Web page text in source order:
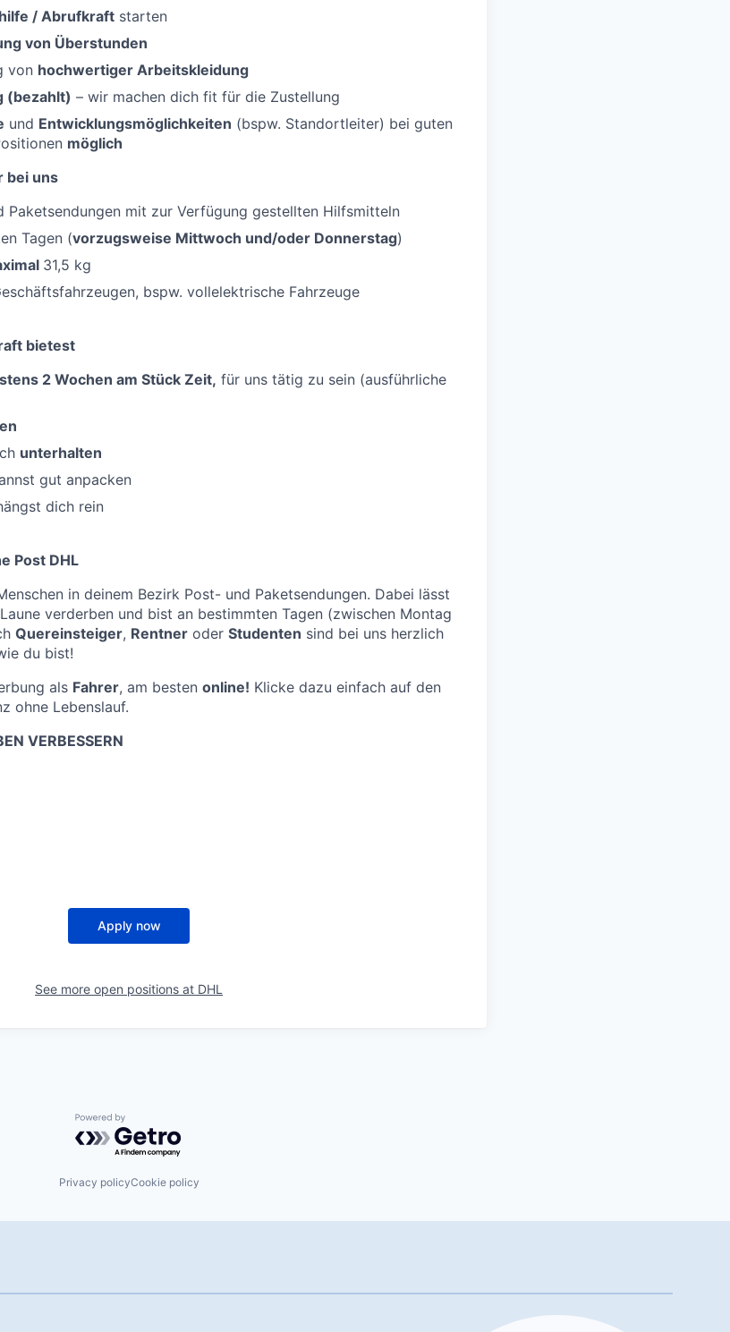
/ Abrufkraft starten
von Überstunden
von hochwertiger Arbeitskleidung
(bezahlt) – wir machen dich fit für die Zustellung
und Entwicklungsmöglichkeiten (bspw. Standortleiter) bei guten
möglich
bei uns
Paketsendungen mit zur Verfügung gestellten Hilfsmitteln
Tagen (vorzugsweise Mittwoch und/oder Donnerstag)
31,5 kg
bspw. vollelektrische Fahrzeuge
bietest
2 Wochen am Stück Zeit, für uns tätig zu sein (ausführliche
unterhalten
gut anpacken
dich rein
Post DHL
in deinem Bezirk Post- und Paketsendungen. Dabei lässt
verderben und bist an bestimmten Tagen (zwischen Montag
Quereinsteiger, Rentner oder Studenten sind bei uns herzlich
du bist!
als Fahrer, am besten online! Klicke dazu einfach auf den
ohne Lebenslauf.
VERBESSERN
Apply now
See more open positions at DHL
Powered by Getro.com
Privacy policyCookie policy